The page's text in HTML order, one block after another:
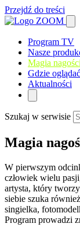
Przejdź do treści
Program TV
Nasze
Magia nagości
Gdzie oglądać
Aktualności
Szukaj w serwisie
Magia
W pierwszym
człowiek wielu
artysta, który
siebie szuka
singielka,
Program prowadzi